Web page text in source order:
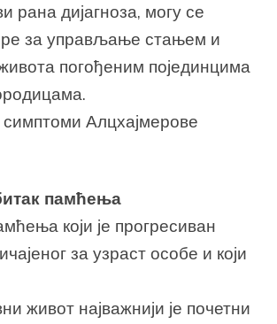
рана дијагноза, могу се
за управљање стањем и
погођеним појединцима
Алцхајмерове
памћења
који је прогресиван
за узраст особе и који
живот најважнији је почетни